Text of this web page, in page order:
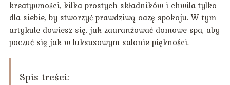
kreatywności, kilka prostych składników i chwila tylko
dla siebie, by stworzyć prawdziwą oazę spokoju. W tym
artykule dowiesz się, jak zaaranżować domowe spa, aby
poczuć się jak w luksusowym salonie piękności.
Spis treści: